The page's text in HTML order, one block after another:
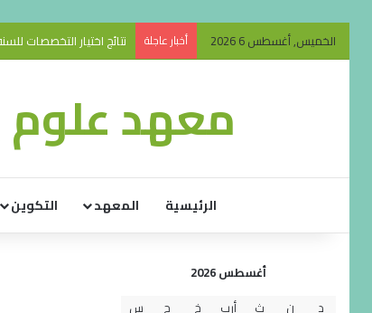
الخميس, أغسطس 6 2026 أخبار عاجلة نتائج اختيار التخصصات للسنة
معهد علوم
الرئيسية المعهد التكوين
أغسطس 2026
د
ن ث أرب خ ج
س